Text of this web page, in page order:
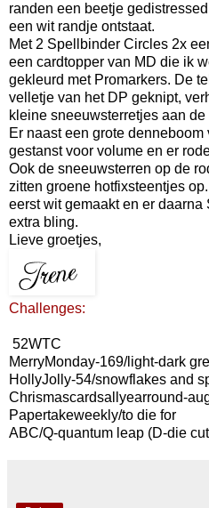
randen een beetje
een wit randje ontstaat.
Met 2 Spellbinder Circles 2x
een cardtopper van MD die ik
gekleurd met Promarkers. De
velletje van het DP geknipt,
kleine sneeuwsterretjes aan
Er naast een grote
gestanst voor volume en er
Ook de sneeuwsterren op de
zitten groene hotfixsteentjes
eerst wit gemaakt en er
extra bling.
Lieve groetjes,
Challenges:
52WTC
MerryMonday-169/light-dark
HollyJolly-54/snowflakes and
Chrismascardsallyearround-
Papertakeweekly/to die for
ABC/Q-quantum leap (D-die